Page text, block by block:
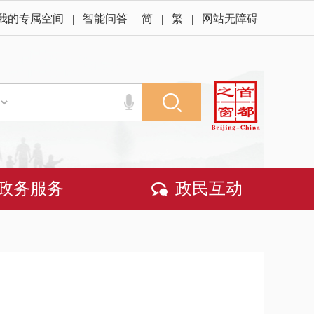
的专属空间 | 智能问答 简 | 繁 | 网站无障碍
务服务 政民互动